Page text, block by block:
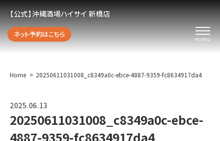
【公式】沖縄酒場ハイサイ 新橋店
ネット予約はこちら
Home 20250611031008_c8349a0c-ebce-4887-9359-fc8634917da4
2025.06.13
20250611031008_c8349a0c-ebce-
4887-9359-fc8634917da4